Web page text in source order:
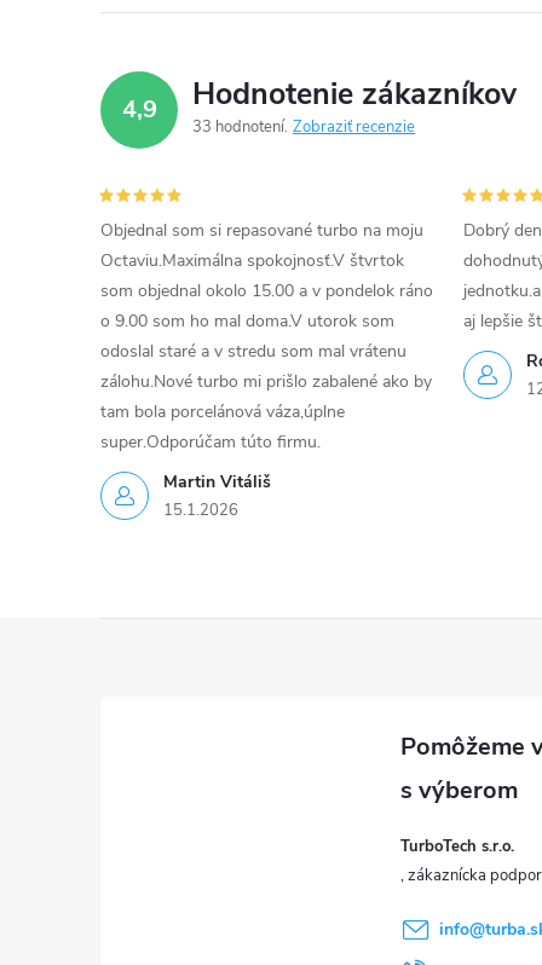
i
e
p
v
k
y
v
ý
p
i
u
4,9 Hodnotenie zákazníkov
33 hodnotení Zobraziť recenzie
Martin Vitáliš
15.1.2026
Objednal som si repasované turbo na moju
Octaviu.Maximálna spokojnosť.V štvrtok
som objednal okolo 15.00 a v pondelok ráno
o 9.00 som ho mal doma.V utorok som
odoslal staré a v stredu som mal vrátenu
zálohu.Nové turbo mi prišlo zabalené ako by
tam bola porcelánová váza,úplne
super.Odporúčam túto firmu.
Dobrý
aj lepšie
TurboTech s.r.o.
info@